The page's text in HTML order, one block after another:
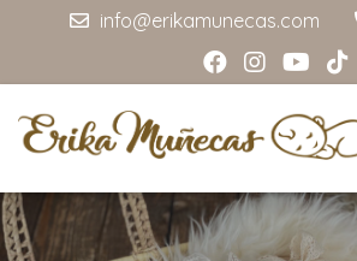
info@erikamunecas.com